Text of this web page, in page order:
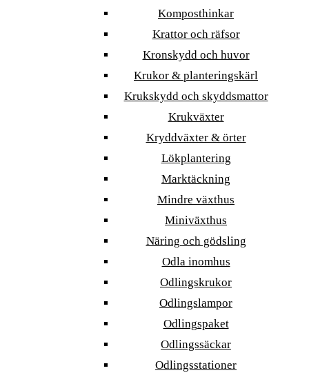
Komposthinkar
Krattor och räfsor
Kronskydd och huvor
Krukor & planteringskärl
Krukskydd och skyddsmattor
Krukväxter
Kryddväxter & örter
Lökplantering
Marktäckning
Mindre växthus
Miniväxthus
Näring och gödsling
Odla inomhus
Odlingskrukor
Odlingslampor
Odlingspaket
Odlingssäckar
Odlingsstationer